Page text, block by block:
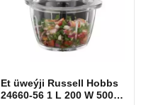
Et üweýji Russell Hobbs
24660-56 1 L 200 W 500